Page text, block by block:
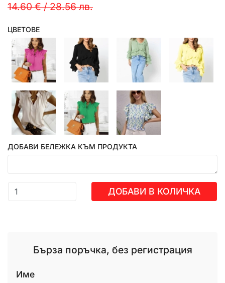
14.60 €/28.56 лв.
ЦВЕТОВЕ
ДОБАВИ БЕЛЕЖКА КЪМ ПРОДУКТА
ДОБАВИ В КОЛИЧКА
Бърза поръчка, без регистрация
Име